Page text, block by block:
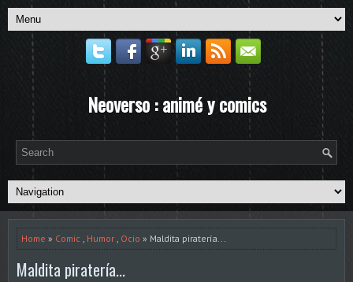
Neoverso : animé y comics
Home » Comic , Humor , Ocio » Maldita piratería...
Maldita piratería...